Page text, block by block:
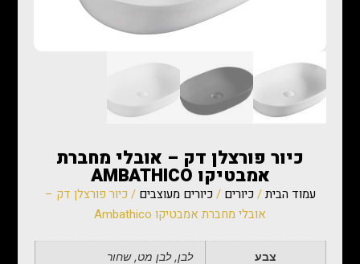
כיור פורצלן דק – אובלי מחברת
אמבטיקו AMBATHICO
עמוד הבית/ כיורים / כיורים מעוצבים / כיור פורצלן דק –
אובלי מחברת אמבטיקו Ambathico
צבע לבן, לבן מט, שחור